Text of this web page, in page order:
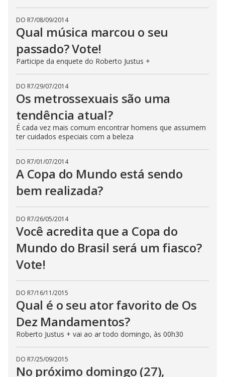
DO R7/08/09/2014
Qual música marcou o seu
passado? Vote!
Participe da enquete do Roberto Justus +
DO R7/29/07/2014
Os metrossexuais são uma
tendência atual?
É cada vez mais comum encontrar homens que assumem
ter cuidados especiais com a beleza
DO R7/01/07/2014
A Copa do Mundo está sendo
bem realizada?
DO R7/26/05/2014
Você acredita que a Copa do
Mundo do Brasil será um fiasco?
Vote!
DO R7/16/11/2015
Qual é o seu ator favorito de Os
Dez Mandamentos?
Roberto Justus + vai ao ar todo domingo, às 00h30
DO R7/25/09/2015
No próximo domingo (27),